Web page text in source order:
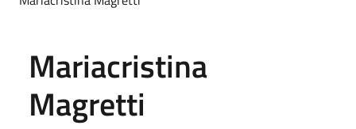
Mariacristina
Magretti